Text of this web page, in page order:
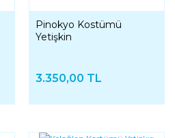
Pinokyo Kostümü
Yetişkin
3.350,00 TL